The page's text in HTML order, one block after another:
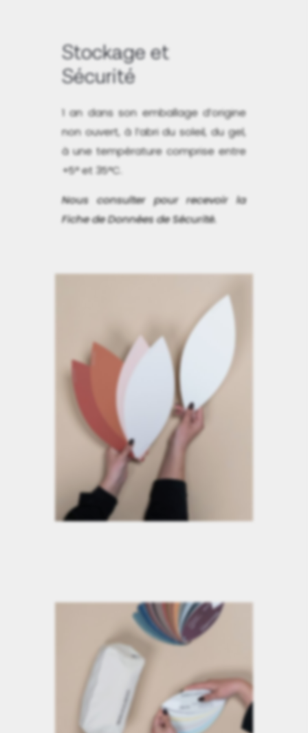
Stockage et
Sécurité
1 an dans son emballage d’origine
non ouvert, à l’abri du soleil, du gel,
à une température comprise entre
+5° et 35°C.
Nous consulter pour recevoir la
Fiche de Données de Sécurité.